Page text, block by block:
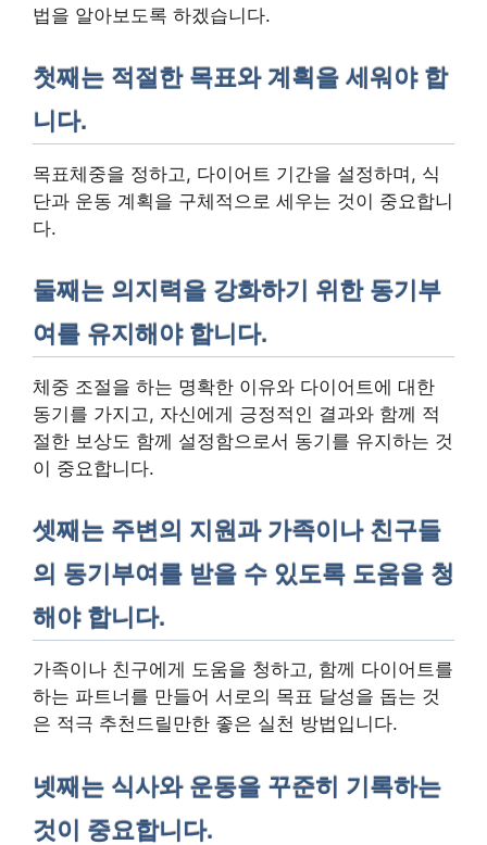
법을 알아보도록 하겠습니다.
첫째는 적절한 목표와 계획을 세워야 합
니다.
목표체중을 정하고, 다이어트 기간을 설정하며, 식
단과 운동 계획을 구체적으로 세우는 것이 중요합니
다.
둘째는 의지력을 강화하기 위한 동기부
여를 유지해야 합니다.
체중 조절을 하는 명확한 이유와 다이어트에 대한
동기를 가지고, 자신에게 긍정적인 결과와 함께 적
절한 보상도 함께 설정함으로서 동기를 유지하는 것
이 중요합니다.
셋째는 주변의 지원과 가족이나 친구들
의 동기부여를 받을 수 있도록 도움을 청
해야 합니다.
가족이나 친구에게 도움을 청하고, 함께 다이어트를
하는 파트너를 만들어 서로의 목표 달성을 돕는 것
은 적극 추천드릴만한 좋은 실천 방법입니다.
넷째는 식사와 운동을 꾸준히 기록하는
것이 중요합니다.